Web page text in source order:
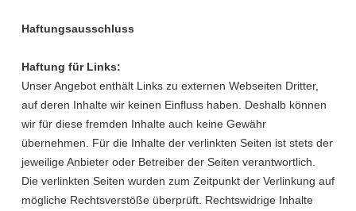
Haftungsausschluss
Haftung für Links:
Unser Angebot enthält Links zu externen Webseiten Dritter,
auf deren Inhalte wir keinen Einfluss haben. Deshalb können
wir für diese fremden Inhalte auch keine Gewähr
übernehmen. Für die Inhalte der verlinkten Seiten ist stets der
jeweilige Anbieter oder Betreiber der Seiten verantwortlich.
Die verlinkten Seiten wurden zum Zeitpunkt der Verlinkung auf
mögliche Rechtsverstöße überprüft. Rechtswidrige Inhalte